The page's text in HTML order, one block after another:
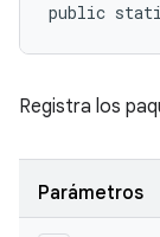
public
Registra los
Parámetros